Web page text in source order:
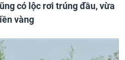
có lộc rơi trúng đầu, vừa
vàng